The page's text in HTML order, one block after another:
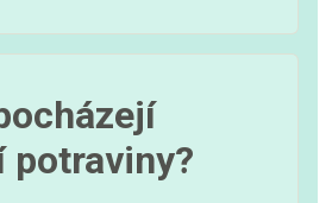
potraviny?